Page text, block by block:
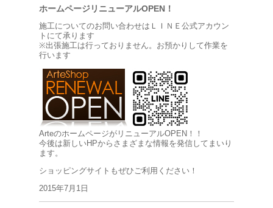
ホームページリニューアルOPEN！
施工についてのお問い合わせはＬＩＮＥ公式アカウン
トにて承ります
※出張施工は行っておりません。お預かりして作業を
行います
ArteのホームページがリニューアルOPEN！！
今後は新しいHPからさまざまな情報を発信してまいり
ます。
ショッピングサイトもぜひご利用ください！
2015年7月1日